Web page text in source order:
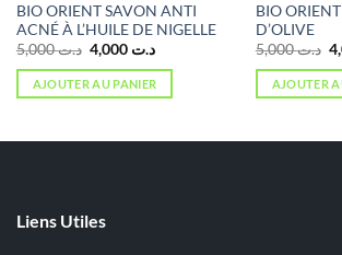
BIO ORIENT SAVON ANTI
ACNÉ À L’HUILE DE NIGELLE
د.ت5,000
Le
prix
initial
était :
د.ت 4,000
Le
actuel
est :
AJOUTER AU PANIER
BIO
D’OLIVE
د.ت5,000
Le
AJOUTER
Liens Utiles